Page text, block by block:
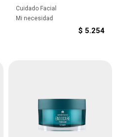
Cuidado Facial
Mi necesidad
$ 5.254